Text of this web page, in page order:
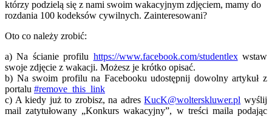
którzy podzielą się z nami swoim wakacyjnym zdjęciem, mamy do
rozdania 100 kodeksów cywilnych. Zainteresowani?
Oto co należy zrobić:
a) Na ścianie profilu https://www.facebook.com/studentlexwstaw
swoje zdjęcie z wakacji. Możesz je krótko opisać.
b) Na swoim profilu na Facebooku udostępnij dowolny artykuł z
portalu #remove_this_link
c) A kiedy już to zrobisz, na adresKucK@wolterskluwer.pl wyślij
mail zatytułowany „Konkurs wakacyjny”, w treści maila podając